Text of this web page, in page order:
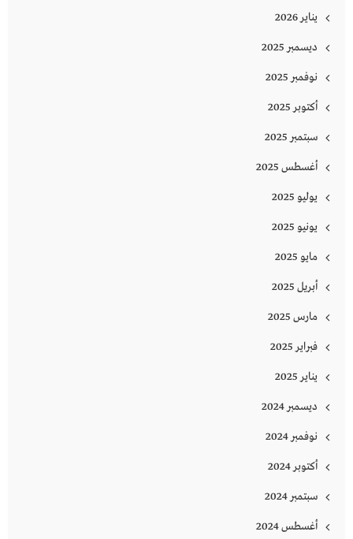
يناير 2026
ديسمبر 2025
نوفمبر 2025
أكتوبر 2025
سبتمبر 2025
أغسطس 2025
يوليو 2025
يونيو 2025
مايو 2025
أبريل 2025
مارس 2025
فبراير 2025
يناير 2025
ديسمبر 2024
نوفمبر 2024
أكتوبر 2024
سبتمبر 2024
أغسطس 2024